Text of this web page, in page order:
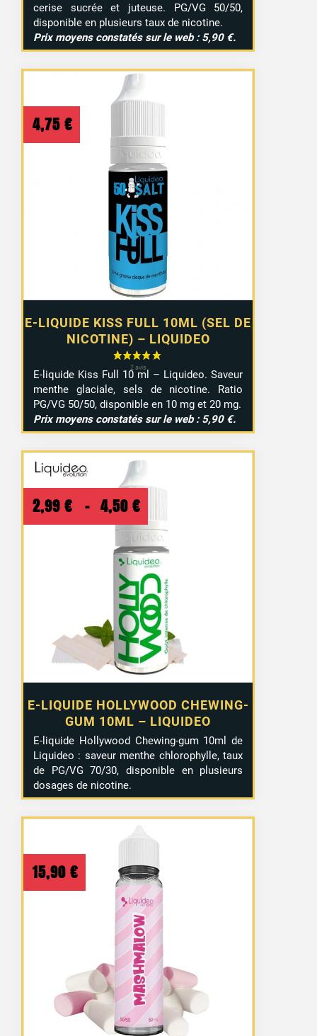
cerise sucrée et juteuse. PG/VG 50/50,
disponible en plusieurs taux de nicotine.
Prix moyens constatés sur le web : 5,90 €.
E-LIQUIDE KISS FULL 10ML (SEL DE
NICOTINE) – LIQUIDEO
4,75 €
E-liquide Kiss Full 10 ml – Liquideo. Saveur
menthe glaciale, sels de nicotine. Ratio
PG/VG 50/50, disponible en 10 mg et 20 mg.
Prix moyens constatés sur le web : 5,90 €.
E-LIQUIDE HOLLYWOOD CHEWING-
GUM 10ML – LIQUIDEO
2,99 € – 4,50 €
de
prix :
2,99 €
à
4,50 €
E-liquide Hollywood Chewing-gum 10ml de
Liquideo : saveur menthe chlorophylle, taux
de PG/VG 70/30, disponible en plusieurs
dosages de nicotine.
15,90 €